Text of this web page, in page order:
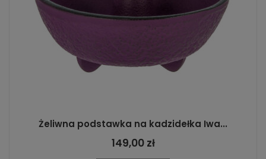
Żeliwna podstawka na kadzidełka Iwa...
149,00 zł